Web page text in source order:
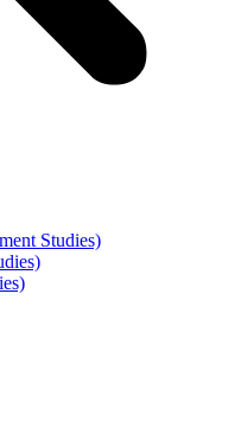
Studies)